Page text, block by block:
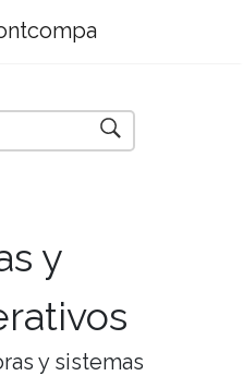
y
y sistemas